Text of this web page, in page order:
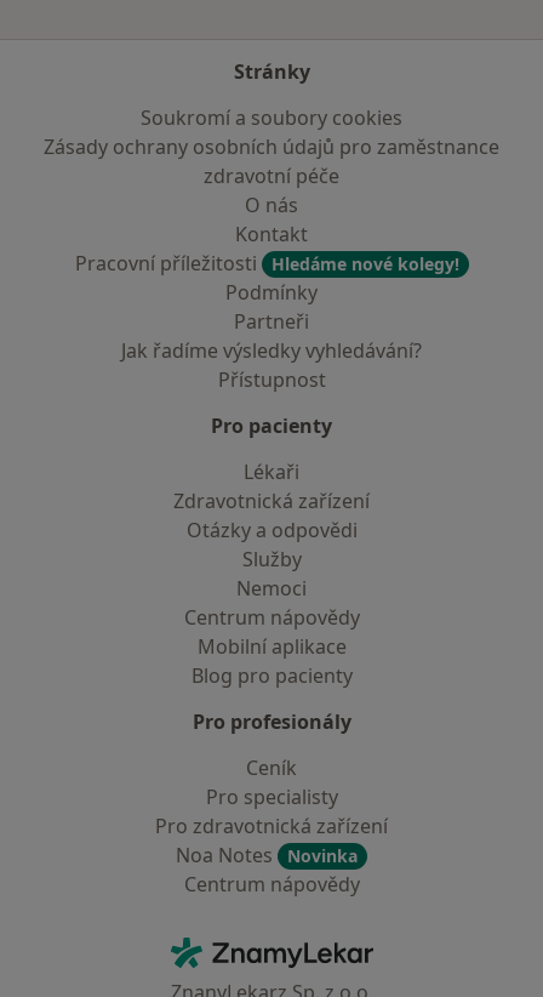
Stránky
Soukromí a soubory cookies
Zásady ochrany osobních údajů pro zaměstnance
zdravotní péče
O nás
Kontakt
Pracovní příležitosti
Hledáme nové kolegy!
Podmínky
Partneři
Jak řadíme výsledky vyhledávání?
Přístupnost
Pro pacienty
Lékaři
Zdravotnická zařízení
Otázky a odpovědi
Služby
Nemoci
Centrum nápovědy
Mobilní aplikace
Blog pro pacienty
Pro profesionály
Ceník
Pro specialisty
Pro zdravotnická zařízení
Noa Notes
Novinka
Centrum nápovědy
ZnamyLekar - Hlavní stránka